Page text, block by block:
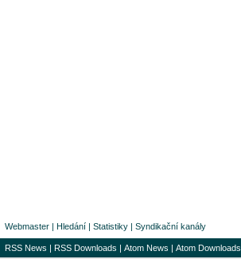
Webmaster | Hledání | Statistiky | Syndikační kanály
RSS News | RSS Downloads | Atom News | Atom Downloads